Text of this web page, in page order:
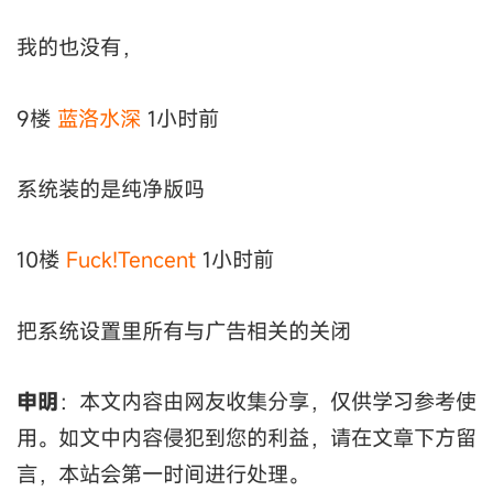
我的也没有，
9楼 蓝洛水深 1小时前
系统装的是纯净版吗
10楼 Fuck!Tencent 1小时前
把系统设置里所有与广告相关的关闭
申明：本文内容由网友收集分享，仅供学习参考使
用。如文中内容侵犯到您的利益，请在文章下方留
言，本站会第一时间进行处理。